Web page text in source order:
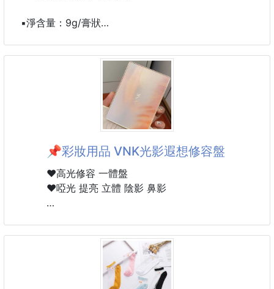
▪️淨含量：9g/膏狀
▪️化妝品批准文號：粵G妝網備字2025089095
▪️生產企業生產許可證號：粵妝20160481
📌彩妝用品 VNK光影遐想修容盤
❤️高光修容 一體盤
❤️啞光 提亮 立體 陰影 鼻影
▪️效期：3年 每批效期略有不同以實際為主